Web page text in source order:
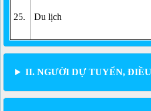
25. Du lịch
II. NGƯỜI DỰ TUYỂN,